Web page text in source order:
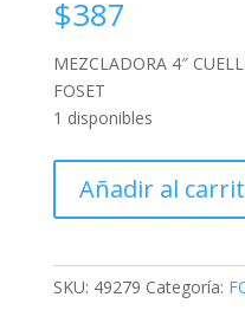
$387
MEZCLADORA 4″
FOSET
1 disponibles
CUELLO
CUERPO
Añadir al
SKU: 49279 Categoría: